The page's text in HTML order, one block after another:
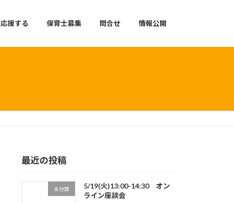
応援する 保育士募集 問合せ 情報公開
最近の投稿
未分類
5/19(火)13:00-14:30 オン
ライン座談会